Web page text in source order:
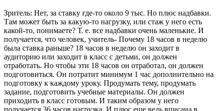
Зритель: Нет, за ставку где-то около 9 тыс. Но плюс надбавки.
Там может быть за какую-то нагрузку, или стаж у него есть
какой-то, понимаете? Т. е. все надбавки очень маленькие. И
получается, что человек, учитель- Почему 18 часов в неделю
была ставка раньше? 18 часов в неделю он заходит в
аудиторию или заходит в класс с детьми, он должен
отработать. Но чтобы эти 18 часов он отработал, он должен
подготовиться. Он потратит минимум 1 час дополнительно на
подготовку к каждому уроку. Продумать тему, продумать
задание, подготовить учебные материалы. Он должен
приходить в класс готовым. И таким образом у него
получается 36 часов нагрузка. И плюс еще ведь вписана в